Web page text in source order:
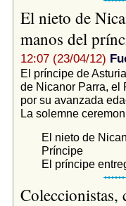
El nieto de
manos del
12:07 (23/04/12)
El príncipe de
de Nicanor Parra, el
por su avanzada
La solemne
El nieto de
Príncipe
El príncipe
Coleccionistas,